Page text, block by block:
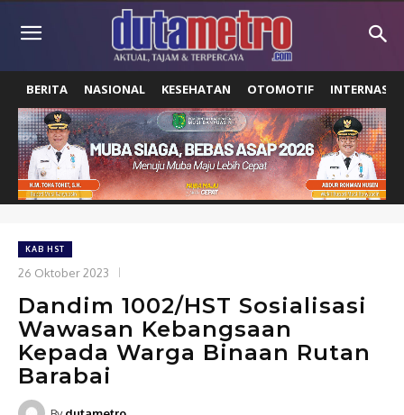
BERITA NASIONAL KESEHATAN OTOMOTIF
KAB HST
26 Oktober 2023
Dandim 1002/HST Sosialisasi
Wawasan Kebangsaan
Kepada Warga Binaan Rutan
Barabai